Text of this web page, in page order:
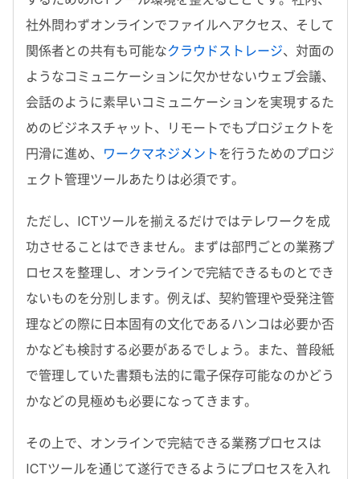
社外問わずオンラインでファイルへアクセス、そして
関係者との共有も可能なクラウドストレージ、対面の
ようなコミュニケーションに欠かせないウェブ会議、
会話のように素早いコミュニケーションを実現するた
めのビジネスチャット、リモートでもプロジェクトを
円滑に進め、 ワークマネジメントを行うためのプロジ
ェクト管理ツールあたりは必須です。
ただし、ICTツールを揃えるだけではテレワークを成
功させることはできません。まずは部門ごとの業務プ
ロセスを整理し、オンラインで完結できるものとでき
ないものを分別します。例えば、契約管理や受発注管
理などの際に日本固有の文化であるハンコは必要か否
かなども検討する必要があるでしょう。また、普段紙
で管理していた書類も法的に電子保存可能なのかどう
かなどの見極めも必要になってきます。
その上で、オンラインで完結できる業務プロセスは
ICTツールを通じて遂行できるようにプロセスを入れ